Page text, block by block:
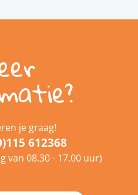
je graag!
612368
van 08.30 - 17.00 uur)